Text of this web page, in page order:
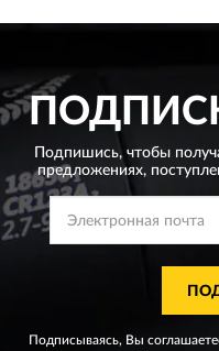
Подпишись, чтобы
предложениях,
Подписываясь, Вы